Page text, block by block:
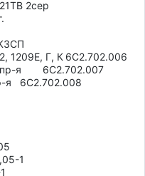
К	6С2.702.006